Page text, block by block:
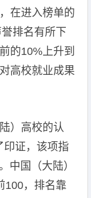
在进入榜单的
排名有所下
的10%上升到
高校就业成果
）高校的认
印证，该项指
中国（大陆）
100，排名靠